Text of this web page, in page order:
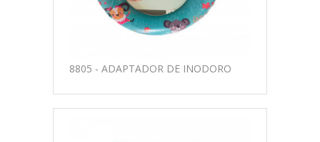
8805 - ADAPTADOR DE INODORO